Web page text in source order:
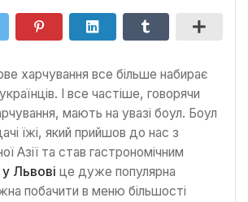
харчування все більше набирає
І все частіше, говорячи
мають на увазі боул. Боул
їжі, який прийшов до нас з
Азії та став гастрономічним
Львові це дуже популярна
побачити в меню більшості